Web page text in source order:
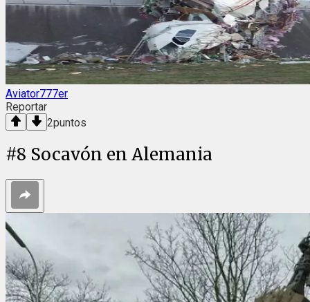
Aviator777er
Reportar
2puntos
#8 Socavón en Alemania